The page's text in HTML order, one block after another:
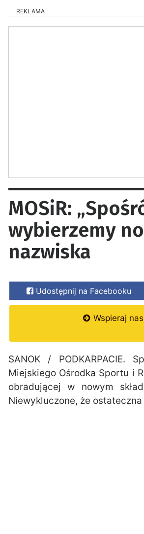
REKLAMA
MOSiR:
wybierzemy
nazwiska
Udostępnij na Facebooku
Wspieraj
SANOK / PODKARPACIE.
Miejskiego Ośrodka Sportu i
obradującej w nowym
Niewykluczone, że